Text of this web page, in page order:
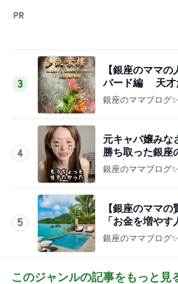
レジェンド松下のなん
Amebaトピックス 7時
朝マックとピザを完食
Amebaトピックス 2日前
給食が恋しすぎる学童
Amebaトピックス 9時
Amebaトピックス 1日前